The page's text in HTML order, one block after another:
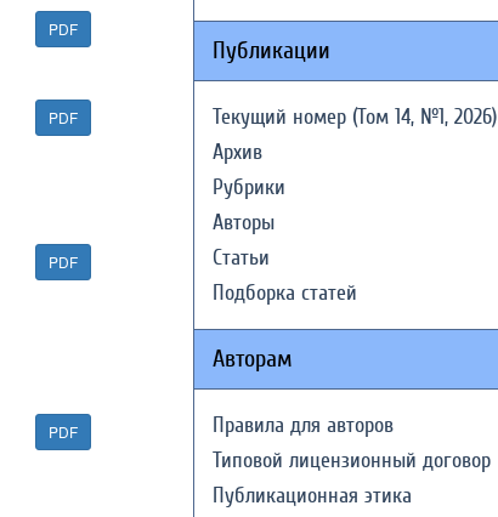
PDF
PDF
PDF
PDF
Публикации
Текущий номер (Том 14, №1, 2026)
Архив
Рубрики
Авторы
Статьи
Подборка статей
Авторам
Правила для авторов
Типовой лицензионный договор
Публикационная этика